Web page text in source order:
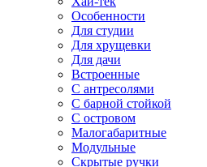
Особенности
Для студии
Для хрущевки
Для дачи
Встроенные
С антресолями
С барной стойкой
С островом
Малогабаритные
Модульные
Скрытые ручки